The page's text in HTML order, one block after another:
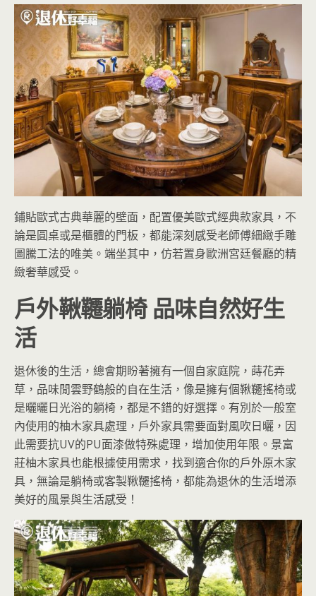
鋪貼歐式古典華麗的壁面，配置優美歐式經典款家具，不
論是圓桌或是櫃體的門板，都能深刻感受老師傅細緻手雕
圖騰工法的唯美。端坐其中，仿若置身歐洲宮廷餐廳的精
緻奢華感受。
戶外鞦韆躺椅 品味自然好生
活
退休後的生活，總會期盼著擁有一個自家庭院，蒔花弄
草，品味閒雲野鶴般的自在生活，像是擁有個鞦韆搖椅或
是曬曬日光浴的躺椅，都是不錯的好選擇。有別於一般室
內使用的柚木家具處理，戶外家具需要面對風吹日曬，因
此需要抗UV的PU面漆做特殊處理，增加使用年限。景富
莊柚木家具也能根據使用需求，找到適合你的戶外原木家
具，無論是躺椅或客製鞦韆搖椅，都能為退休的生活增添
美好的風景與生活感受！